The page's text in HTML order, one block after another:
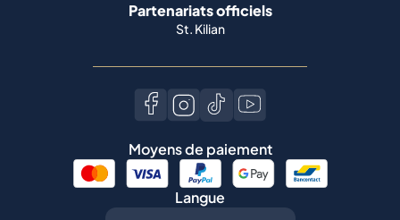
Partenariats officiels
St. Kilian
Moyens de paiement
Langue